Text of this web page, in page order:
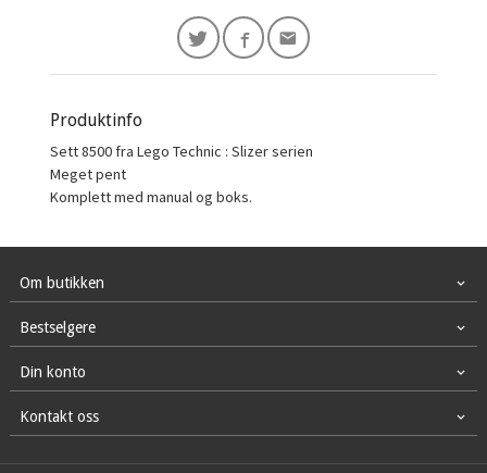
Produktinfo
Sett 8500 fra Lego Technic : Slizer serien
Meget pent
Komplett med manual og boks.
Om butikken
Bestselgere
Din konto
Kontakt oss